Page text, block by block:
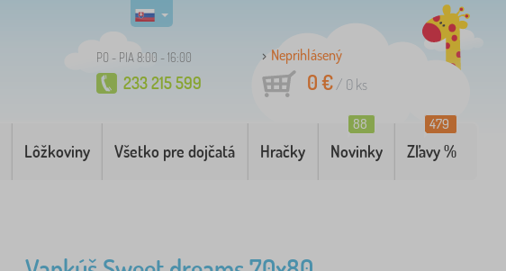
PO - PIA 8:00 - 16:00
233 215 599
Neprihlásený
0 €/ 0 ks
Lôžkoviny Všetko pre dojčatá Hračky Novinky
88
Zľavy %
479